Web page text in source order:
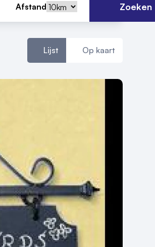
Afstand Zoeken
Lijst Op kaart